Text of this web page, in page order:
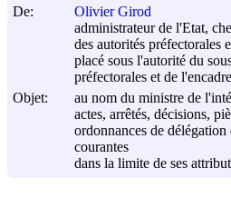
De:
Olivier Girod
administrateur de l'Etat,
des autorités préfectorales
placé sous l'autorité du
préfectorales et de
Objet:
au nom du ministre de
actes, arrêtés, décisions,
ordonnances de délégation
courantes
dans la limite de ses